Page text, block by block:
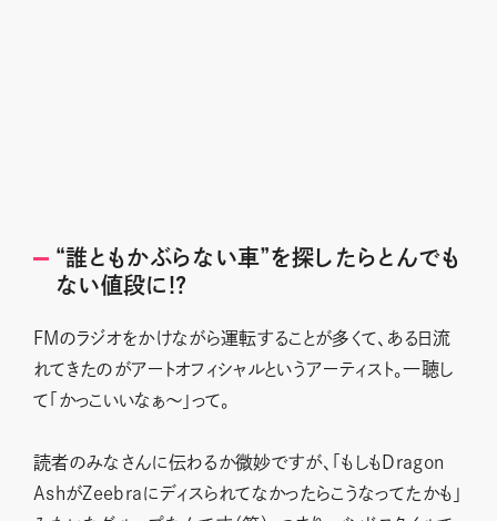
“誰ともかぶらない車”を探したらとんでも
ない値段に!?
FMのラジオをかけながら運転することが多くて、ある日流
れてきたのがアートオフィシャルというアーティスト。一聴し
て「かっこいいなぁ〜」って。
読者のみなさんに伝わるか微妙ですが、「もしもDragon
AshがZeebraにディスられてなかったらこうなってたかも」